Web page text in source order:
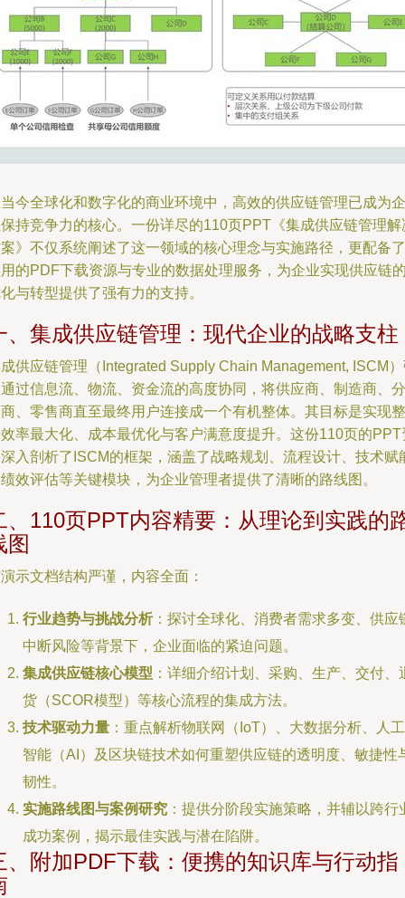
今全球化和数字化的商业环境中，高效的供应链管理已成为企
持竞争力的核心。一份详尽的110页PPT《集成供应链管理解
》不仅系统阐述了这一领域的核心理念与实施路径，更配备了
的PDF下载资源与专业的数据处理服务，为企业实现供应链
与转型提供了强有力的支持。
、集成供应链管理：现代企业的战略支柱
供应链管理（Integrated Supply Chain Management, ISCM
过信息流、物流、资金流的高度协同，将供应商、制造商、分
、零售商直至最终用户连接成一个有机整体。其目标是实现整
率最大化、成本最优化与客户满意度提升。这份110页的PPT
入剖析了ISCM的框架，涵盖了战略规划、流程设计、技术赋
效评估等关键模块，为企业管理者提供了清晰的路线图。
、110页PPT内容精要：从理论到实践的
图
示文档结构严谨，内容全面：
行业趋势与挑战分析：探讨全球化、消费者需求多变、供应
中断风险等背景下，企业面临的紧迫问题。
集成供应链核心模型 ：详细介绍计划、采购、生产、交付、
货（SCOR模型）等核心流程的集成方法。
技术驱动力量 ：重点解析物联网（IoT）、大数据分析、人工
智能（AI）及区块链技术如何重塑供应链的透明度、敏捷性
韧性。
实施路线图与案例研究 ：提供分阶段实施策略，并辅以跨行
成功案例，揭示最佳实践与潜在陷阱。
、附加PDF下载：便携的知识库与行动指